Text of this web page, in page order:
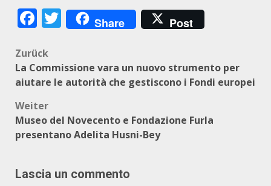
Facebook
Twitter
Share Post
Beitragsnavigation
Zurück
La Commissione vara un nuovo strumento per
aiutare le autorità che gestiscono i Fondi europei
Weiter
Museo del Novecento e Fondazione Furla
presentano Adelita Husni-Bey
Lascia un commento